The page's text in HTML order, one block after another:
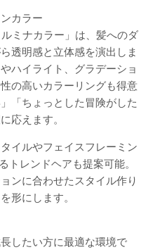
カラー
ミナカラー」は、髪へのダ
透明感と立体感を演出しま
ハイライト、グラデーショ
の高いカラーリングも得意
「ちょっとした冒険がした
応えます。
イルやフェイスフレーミン
トレンドヘアも提案可能。
ンに合わせたスタイル作り
形にします。
したい方に最適な環境で